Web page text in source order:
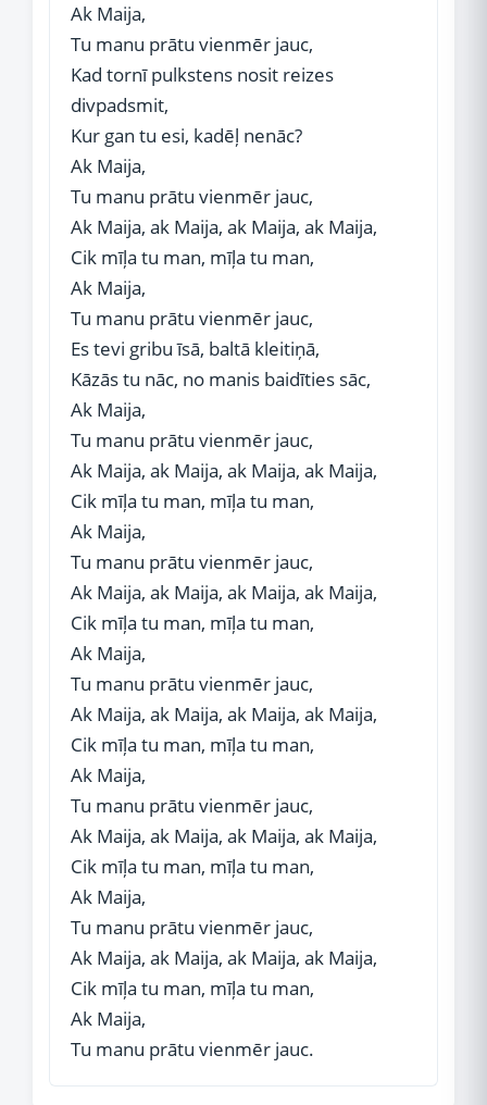
Ak Maija,
Tu manu prātu vienmēr jauc,
Kad tornī pulkstens nosit reizes
divpadsmit,
Kur gan tu esi, kadēļ nenāc?
Ak Maija,
Tu manu prātu vienmēr jauc,
Ak Maija, ak Maija, ak Maija, ak Maija,
Cik mīļa tu man, mīļa tu man,
Ak Maija,
Tu manu prātu vienmēr jauc,
Es tevi gribu īsā, baltā kleitiņā,
Kāzās tu nāc, no manis baidīties sāc,
Ak Maija,
Tu manu prātu vienmēr jauc,
Ak Maija, ak Maija, ak Maija, ak Maija,
Cik mīļa tu man, mīļa tu man,
Ak Maija,
Tu manu prātu vienmēr jauc,
Ak Maija, ak Maija, ak Maija, ak Maija,
Cik mīļa tu man, mīļa tu man,
Ak Maija,
Tu manu prātu vienmēr jauc,
Ak Maija, ak Maija, ak Maija, ak Maija,
Cik mīļa tu man, mīļa tu man,
Ak Maija,
Tu manu prātu vienmēr jauc,
Ak Maija, ak Maija, ak Maija, ak Maija,
Cik mīļa tu man, mīļa tu man,
Ak Maija,
Tu manu prātu vienmēr jauc,
Ak Maija, ak Maija, ak Maija, ak Maija,
Cik mīļa tu man, mīļa tu man,
Ak Maija,
Tu manu prātu vienmēr jauc.